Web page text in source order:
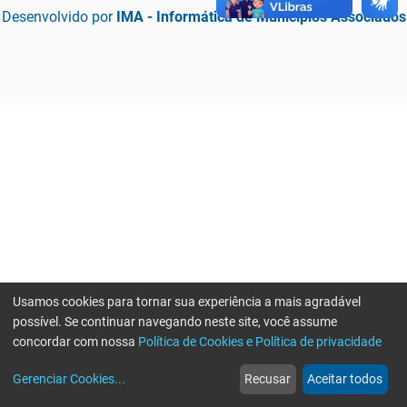
Desenvolvido por IMA - Informática de Municípios Associados
web
Notícias
more_horiz
Mais
Usamos cookies para tornar sua experiência a mais agradável
possível. Se continuar navegando neste site, você assume
concordar com nossa Política de Cookies e Política de privacidade
Gerenciar Cookies... Recusar Aceitar todos
Erro ao enviar informações, por favor tente novamente